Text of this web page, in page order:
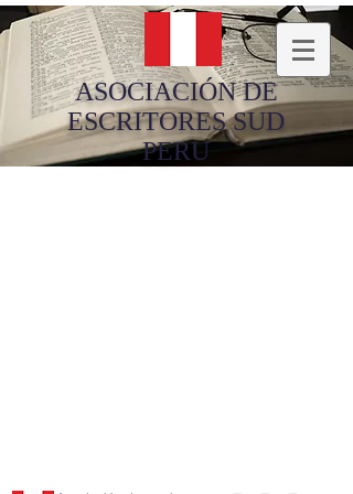
ASOCIACIÓN DE
ESCRITORES SUD
PERU